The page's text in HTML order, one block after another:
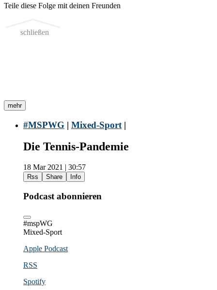
Teile diese Folge mit deinen Freunden
schließen
mehr
#MSPWG | Mixed-Sport |
Die Tennis-Pandemie
18 Mar 2021 | 30:57
Rss Share Info
Podcast abonnieren
#mspWG
Mixed-Sport
Apple Podcast
RSS
Spotify